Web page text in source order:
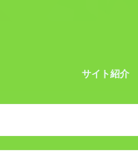
サイト紹介